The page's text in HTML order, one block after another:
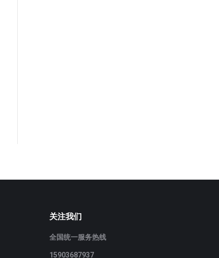
关注我们
全国统一服务热线
15903687937